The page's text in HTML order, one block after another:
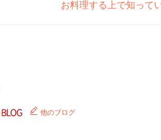
お料理する上で知って
他のブログ